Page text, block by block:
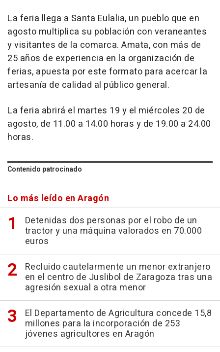
La feria llega a Santa Eulalia, un pueblo que en
agosto multiplica su población con veraneantes
y visitantes de la comarca. Amata, con más de
25 años de experiencia en la organización de
ferias, apuesta por este formato para acercar la
artesanía de calidad al público general.
La feria abrirá el martes 19 y el miércoles 20 de
agosto, de 11.00 a 14.00 horas y de 19.00 a 24.00
horas.
Contenido patrocinado
Lo más leído en Aragón
Detenidas dos personas por el robo de un
tractor y una máquina valorados en 70.000
euros
Recluido cautelarmente un menor extranjero
en el centro de Juslibol de Zaragoza tras una
agresión sexual a otra menor
El Departamento de Agricultura concede 15,8
millones para la incorporación de 253
jóvenes agricultores en Aragón